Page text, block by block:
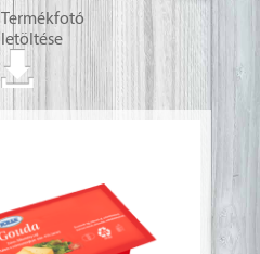
Termékfotó
letöltése